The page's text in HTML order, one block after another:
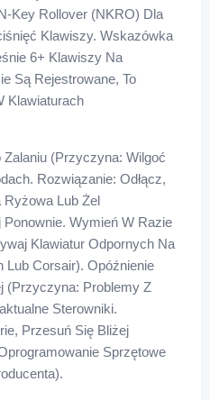
Key Rollover (NKRO) Dla
Klawiszy. Wskazówka
6+ Klawiszy Na
Są Rejestrowane, To
Klawiaturach
(Przyczyna: Wilgoć
Rozwiązanie: Odłącz,
Ryżowa Lub Żel
Wymień W Razie
Klawiatur Odpornych Na
Lub Corsair). Opóźnienie
(Przyczyna: Problemy Z
Sterowniki.
Przesuń Się Bliżej
Sprzętowe